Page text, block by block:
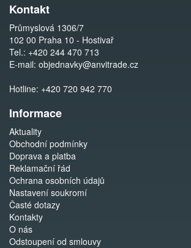
Kontakt
Průmyslová 1306/7
102 00 Praha 10 - Hostivař
Tel.: +420 244 470 713
E-mail: objednavky@anvitrade.cz
Hotline: +420 720 942 770
Informace
Aktuality
Obchodní podmínky
Doprava a platba
Reklamační řád
Ochrana osobních údajů
Nastavení soukromí
Časté dotazy
Kontakty
O nás
Odstoupení od smlouvy